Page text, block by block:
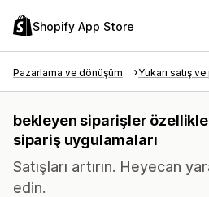
Shopify App Store
Pazarlama ve dönüşüm Yukarı satış
bekleyen siparişler
sipariş uygulamaları
Satışları artırın. Heyecan
edin.